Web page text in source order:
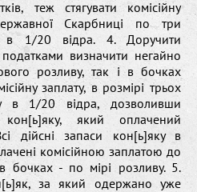
теж стягувати комісійну
Скарбниці по три
в 1/20 відра. 4. Доручити
визначити негайно
розливу, так і в бочках
заплату, в розмірі трьох
в 1/20 відра, дозволивши
який оплачений
дійсні запаси кон[ь]яку в
комісійною заплатою до
- по мірі розливу. 5.
за який одержано уже